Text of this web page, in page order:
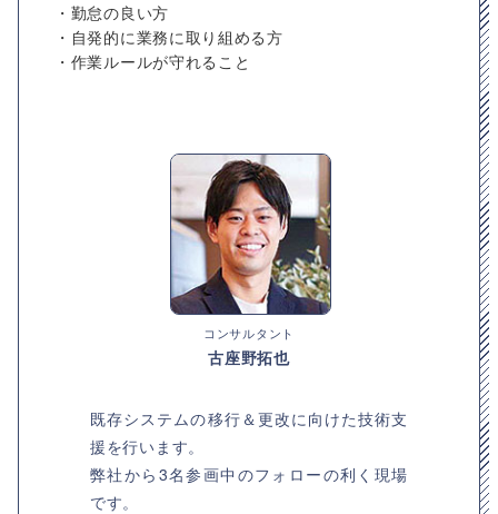
・勤怠の良い方
・自発的に業務に取り組める方
・作業ルールが守れること
コンサルタント
古座野拓也
既存システムの移行＆更改に向けた技術支
援を行います。
弊社から3名参画中のフォローの利く現場
です。